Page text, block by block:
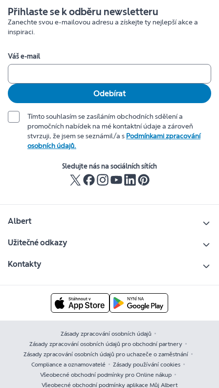
Přihlaste se k odběru newsletteru
Zanechte svou e-mailovou adresu a získejte ty nejlepší akce a
inspiraci.
Váš e-mail
Odebírat
Tímto souhlasím se zasíláním obchodních sdělení a
promočních nabídek na mé kontaktní údaje a zároveň
stvrzuji, že jsem se seznámil/a s Podmínkami zpracování
osobních údajů.
Sledujte nás na sociálních sítích
Albert
Užitečné odkazy
Kontakty
Zásady zpracování osobních údajů
Zásady zpracování osobních údajů pro obchodní partnery
Zásady zpracování osobních údajů pro uchazeče o zaměstnání
Compliance a oznamovatelé
Zásady používání cookies
Všeobecné obchodní podmínky pro Online nákup
Všeobecné obchodní podmínky aplikace Můj Albert